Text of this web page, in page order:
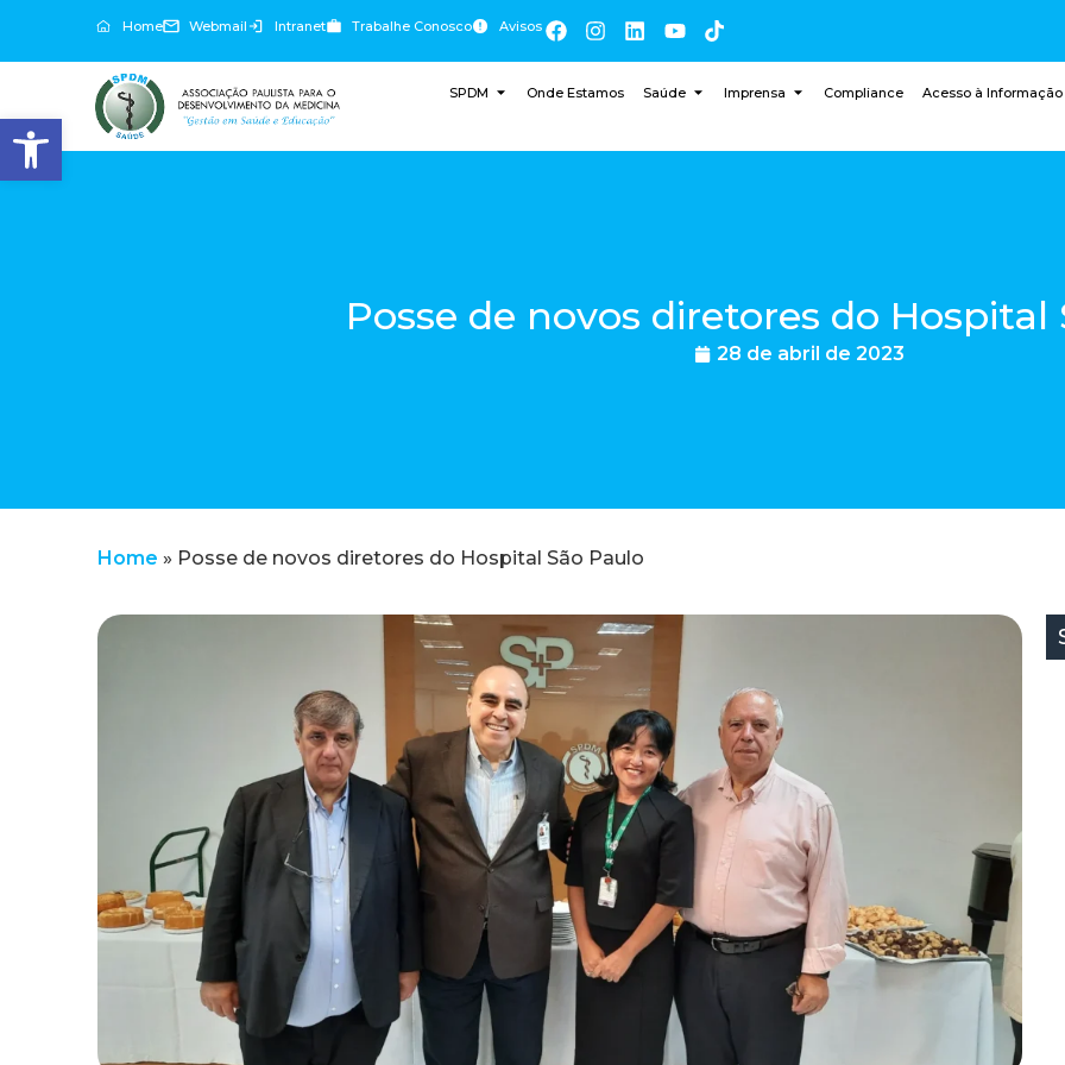
Abrir a barra de ferramentas
Home Webmail Intranet Trabalhe Conosco Avisos
SPDM Onde Estamos Saúde Imprensa Compliance Acesso à Informação
Posse de novos diretores do Hospital
28 de abril de 2023
Home » Posse de novos diretores do Hospital São Paulo